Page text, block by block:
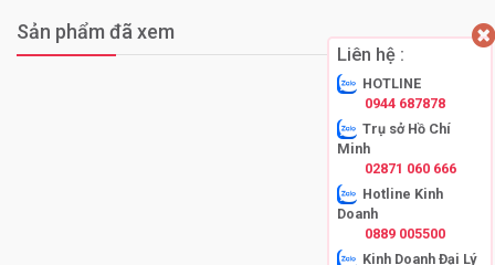
Liên hệ :
HOTLINE
0944 687878
Trụ sở Hồ Chí
Minh
02871 060 666
Hotline Kinh
Doanh
0889 005500
Kinh Doanh Đại Lý
Sản phẩm đã xem